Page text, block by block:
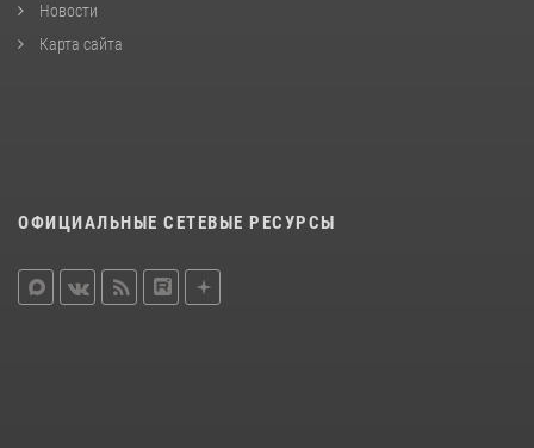
Новости
Карта сайта
ОФИЦИАЛЬНЫЕ СЕТЕВЫЕ РЕСУРСЫ